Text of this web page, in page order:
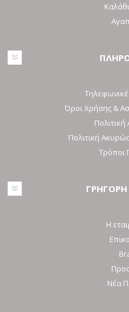
Όροι Χρήσης &
Πολιτική
Τρόποι
Η
Νέα